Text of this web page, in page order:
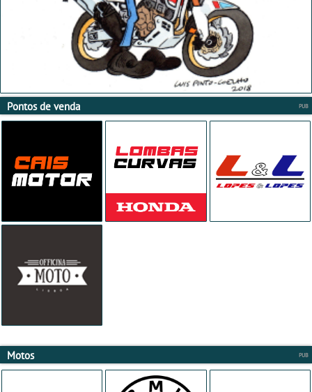
Pontos de venda
Motos